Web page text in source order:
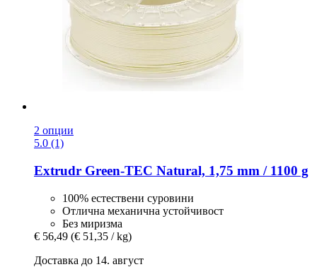
2 опции
5.0 (1)
Extrudr Green-​TEC Natural, 1,75 mm / 1100 g
100% естествени суровини
Отлична механична устойчивост
Без миризма
€ 56,49 (€ 51,35 / kg)
Доставка до 14. август